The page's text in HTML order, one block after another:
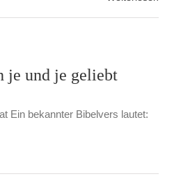
je und je geliebt
Ein bekannter Bibelvers lautet: